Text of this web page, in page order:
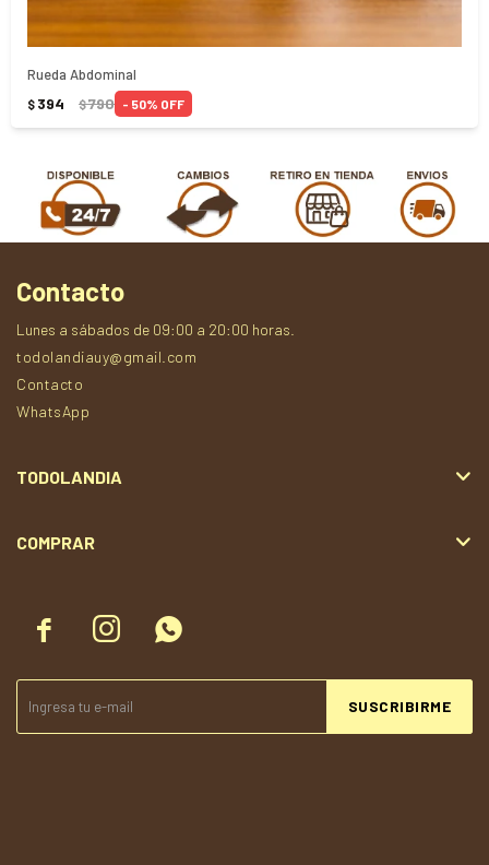
Rueda Abdominal
$ 394 $790 50
  
SUSCRIBIRME
Contacto
Lunes a sábados de 09:00 a 20:00 horas.
todolandiauy@gmail.com
Contacto
WhatsApp
TODOLANDIA
COMPRAR